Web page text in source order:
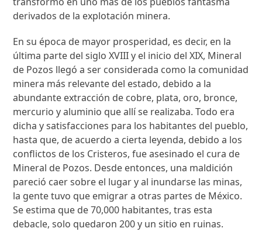
derivados de la explotación minera.
En su época de mayor prosperidad, es decir, en la
última parte del siglo XVIII y el inicio del XIX, Mineral
de Pozos llegó a ser considerada como la comunidad
minera más relevante del estado, debido a la
abundante extracción de cobre, plata, oro, bronce,
mercurio y aluminio que allí se realizaba. Todo era
dicha y satisfacciones para los habitantes del pueblo,
hasta que, de acuerdo a cierta leyenda, debido a los
conflictos de los Cristeros, fue asesinado el cura de
Mineral de Pozos. Desde entonces, una maldición
pareció caer sobre el lugar y al inundarse las minas,
la gente tuvo que emigrar a otras partes de México.
Se estima que de 70,000 habitantes, tras esta
debacle, solo quedaron 200 y un sitio en ruinas.